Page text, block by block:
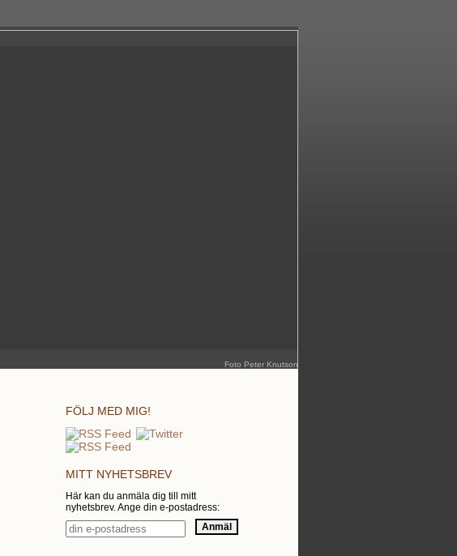
Foto Peter Knutson
FÖLJ MED MIG!
MITT NYHETSBREV
Här kan du anmäla dig till mitt
nyhetsbrev. Ange din e-postadress: